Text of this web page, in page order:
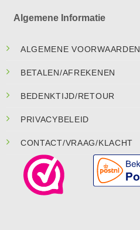
Algemene Informatie
ALGEMENE VOORWAARDEN
BETALEN/AFREKENEN
BEDENKTIJD/RETOUR
PRIVACYBELEID
CONTACT/VRAAG/KLACHT